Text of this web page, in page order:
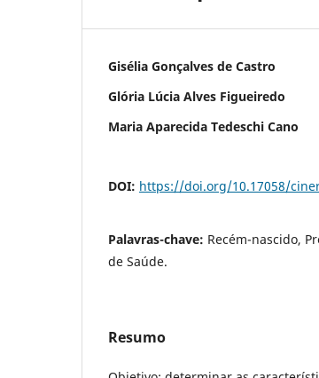
Gisélia Gonçalves de Castro
Glória Lúcia Alves Figueiredo
Maria Aparecida Tedeschi Cano
DOI: https://doi.org/10.17058/
Palavras-chave: Recém-nascido,
de Saúde.
Resumo